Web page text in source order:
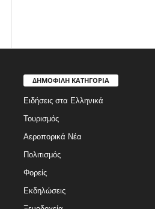
ΔΗΜΟΦΙΛΗ ΚΑΤΗΓΟΡΙΑ
Ειδήσεις στα Ελληνικά
Τουρισμός
Αεροπορικά Νέα
Πολιτισμός
Φορείς
Εκδηλώσεις